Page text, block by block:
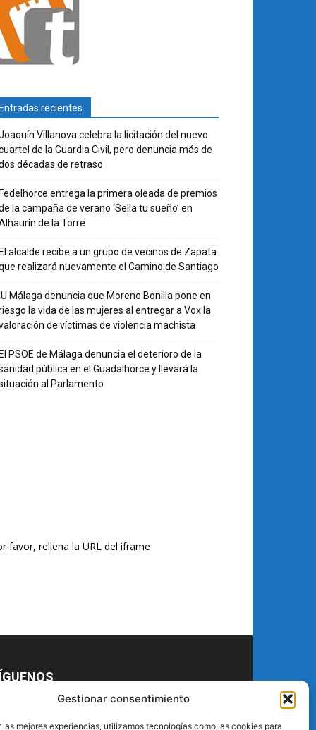
Gestionar consentimiento
las mejores experiencias, utilizamos tecnologías como las cookies para
recientes
Villanova celebra la licitación del nuevo
de la Guardia Civil, pero denuncia más de
décadas de retraso
entrega la primera oleada de premios
la campaña de verano ‘Sella tu sueño’ en
de la Torre
alcalde recibe a un grupo de vecinos de Zapata
realizará nuevamente el Camino de Santiago
Málaga denuncia que Moreno Bonilla pone en
la vida de las mujeres al entregar a Vox la
de víctimas de violencia machista
PSOE de Málaga denuncia el deterioro de la
pública en el Guadalhorce y llevará la
al Parlamento
favor, rellena la URL del iframe